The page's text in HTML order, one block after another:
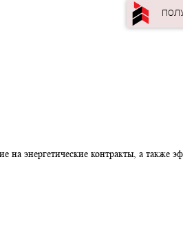
составил $88,8 млрд, что на
и давление на энергетические